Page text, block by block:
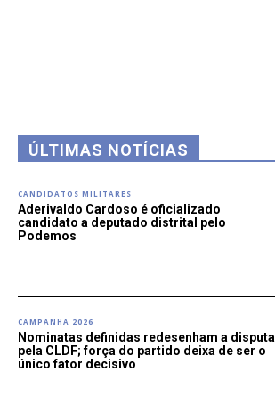
ÚLTIMAS NOTÍCIAS
CANDIDATOS MILITARES
Aderivaldo Cardoso é oficializado
candidato a deputado distrital pelo
Podemos
CAMPANHA 2026
Nominatas definidas redesenham a disputa
pela CLDF; força do partido deixa de ser o
único fator decisivo